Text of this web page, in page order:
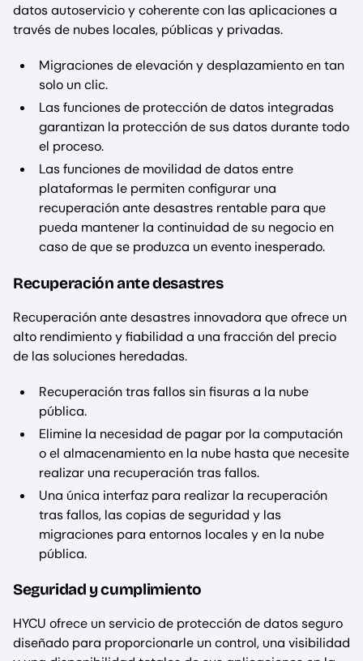
datos autoservicio y coherente con las aplicaciones a
través de nubes locales, públicas y privadas.
Migraciones de elevación y desplazamiento en tan
solo un clic.
Las funciones de protección de datos integradas
garantizan la protección de sus datos durante todo
el proceso.
Las funciones de movilidad de datos entre
plataformas le permiten configurar una
recuperación ante desastres rentable para que
pueda mantener la continuidad de su negocio en
caso de que se produzca un evento inesperado.
Recuperación ante desastres
Recuperación ante desastres innovadora que ofrece un
alto rendimiento y fiabilidad a una fracción del precio
de las soluciones heredadas.
Recuperación tras fallos sin fisuras a la nube
pública.
Elimine la necesidad de pagar por la computación
o el almacenamiento en la nube hasta que necesite
realizar una recuperación tras fallos.
Una única interfaz para realizar la recuperación
tras fallos, las copias de seguridad y las
migraciones para entornos locales y en la nube
pública.
Seguridad y cumplimiento
HYCU ofrece un servicio de protección de datos seguro
diseñado para proporcionarle un control, una visibilidad